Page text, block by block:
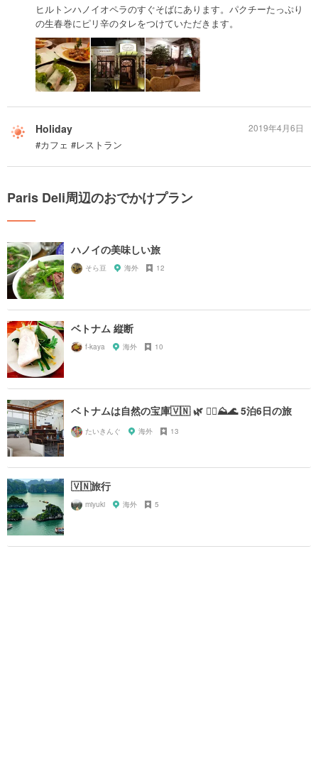
ヒルトンハノイオペラのすぐそばにあります。パクチーたっぷり
の生春巻にピリ辛のタレをつけていただきます。
Holiday
#カフェ #レストラン
2019年4月6日
Paris Deli周辺のおでかけプラン
ハノイの美味しい旅
そら豆 海外 12
ベトナム 縦断
f-kaya 海外 10
ベトナムは自然の宝庫🇻🇳 🌿 🚣‍♀️⛰🌊 5泊6日の旅
たいきんぐ 海外 13
🇻🇳旅行
miyuki 海外 5